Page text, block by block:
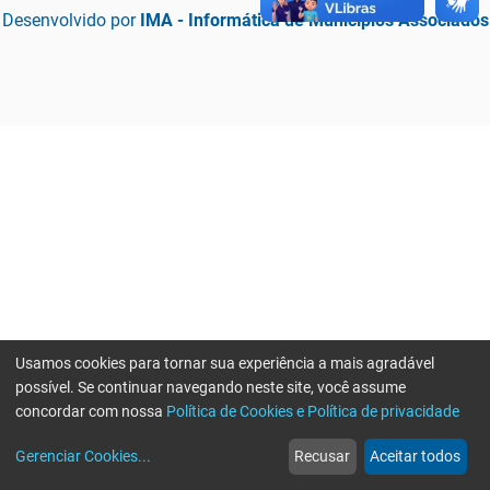
Desenvolvido por IMA - Informática de Municípios Associados
web
Notícias
more_horiz
Mais
Usamos cookies para tornar sua experiência a mais agradável
possível. Se continuar navegando neste site, você assume
concordar com nossa Política de Cookies e Política de privacidade
Gerenciar Cookies... Recusar Aceitar todos
Erro ao enviar informações, por favor tente novamente